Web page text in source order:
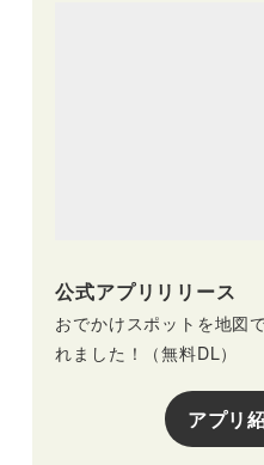
公式アプリリリース
おでかけスポットを地図
れました！（無料DL）
アプリ